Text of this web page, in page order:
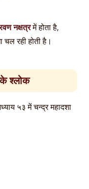
नक्षत्रमें होता है,
रही होती है।
श्लोक
५३ में चन्द्र महादशा